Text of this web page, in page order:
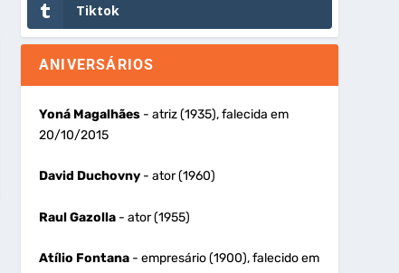
Tiktok
ANIVERSÁRIOS
Yoná Magalhães- atriz (1935), falecida em
20/10/2015
David Duchovny- ator (1960)
Raul Gazolla- ator (1955)
Atílio Fontana- empresário (1900), falecido em